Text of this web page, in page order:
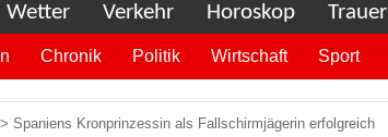
Wetter Verkehr Horoskop Trauer
Chronik Politik Wirtschaft Sport
> Spaniens Kronprinzessin als Fallschirmjägerin erfolgreich